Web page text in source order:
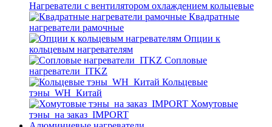
Нагреватели с вентилятором охлаждением кольцевые
Квадратные
нагреватели рамочные
Опции к
кольцевым нагревателям
Cопловые
нагреватели_ITKZ
Кольцевые
тэны_WH_Китай
Хомутовые
тэны_на заказ_IMPORT